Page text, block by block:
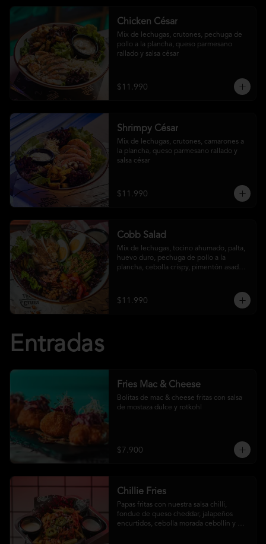
Chicken César
Mix de lechugas, crutones, pechuga de
pollo a la plancha, queso parmesano
rallado y salsa césar
$11.990
Shrimpy César
Mix de lechugas, crutones, camarones a
la plancha, queso parmesano rallado y
salsa césar
$11.990
Cobb Salad
Mix de lechugas, tocino ahumado, palta,
huevo duro, pechuga de pollo a la
plancha, cebolla crispy, pimentón asado,
$11.990
Entradas
Fries Mac & Cheese
Bolitas de mac & cheese fritas con salsa
de mostaza dulce y rotkohl
$7.900
Chillie Fries
Papas fritas con nuestra salsa chilli,
fondue de queso cheddar, jalapeños
encurtidos, cebolla morada cebollín y